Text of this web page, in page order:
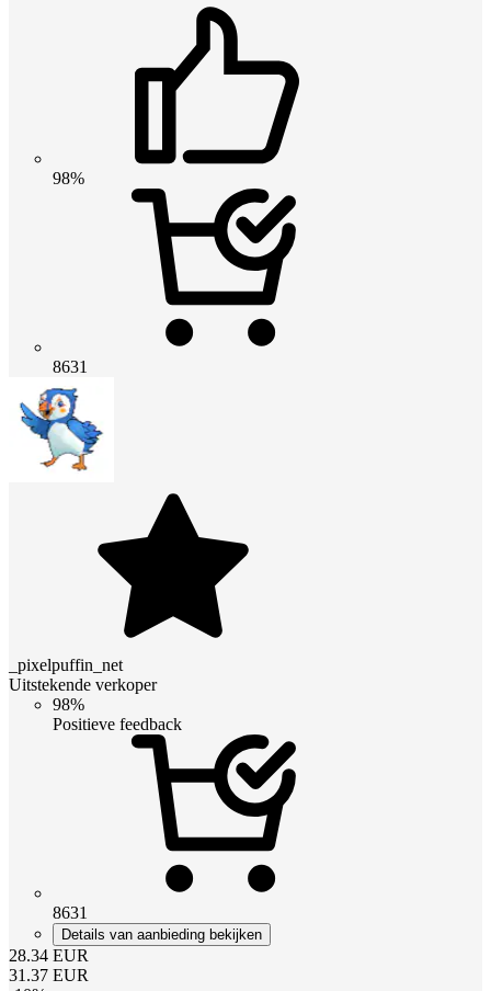
98%
8631
_pixelpuffin_net
Uitstekende verkoper
98%
Positieve feedback
8631
Details van aanbieding bekijken
28.34 EUR
31.37 EUR